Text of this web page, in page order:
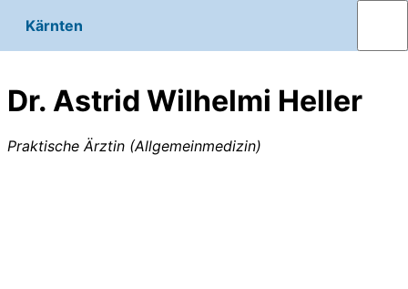
Kärnten
Dr. Astrid Wilhelmi Heller
Praktische Ärztin (Allgemeinmedizin)